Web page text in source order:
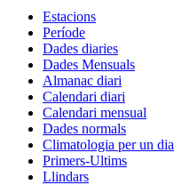
Estacions
Període
Dades diaries
Dades Mensuals
Almanac diari
Calendari diari
Calendari mensual
Dades normals
Climatologia per un dia
Primers-Ultims
Llindars